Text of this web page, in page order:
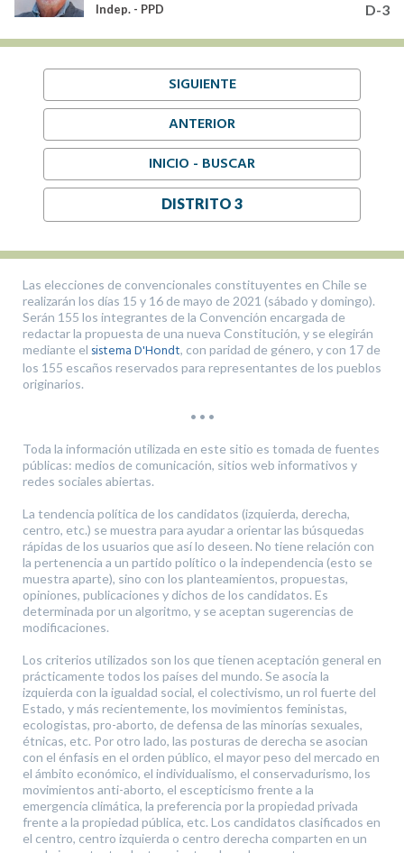
Indep. - PPD D-3
SIGUIENTE
ANTERIOR
INICIO - BUSCAR
DISTRITO 3
Las elecciones de convencionales constituyentes en Chile se
realizarán los días 15 y 16 de mayo de 2021 (sábado y domingo).
Serán 155 los integrantes de la Convención encargada de
redactar la propuesta de una nueva Constitución, y se elegirán
mediante el sistema D'Hondt, con paridad de género, y con 17 de
los 155 escaños reservados para representantes de los pueblos
originarios.
• • •
Toda la información utilizada en este sitio es tomada de fuentes
públicas: medios de comunicación, sitios web informativos y
redes sociales abiertas.
La tendencia política de los candidatos (izquierda, derecha,
centro, etc.) se muestra para ayudar a orientar las búsquedas
rápidas de los usuarios que así lo deseen. No tiene relación con
la pertenencia a un partido político o la independencia (esto se
muestra aparte), sino con los planteamientos, propuestas,
opiniones, publicaciones y dichos de los candidatos. Es
determinada por un algoritmo, y se aceptan sugerencias de
modificaciones.
Los criterios utilizados son los que tienen aceptación general en
prácticamente todos los países del mundo. Se asocia la
izquierda con la igualdad social, el colectivismo, un rol fuerte del
Estado, y más recientemente, los movimientos feministas,
ecologistas, pro-aborto, de defensa de las minorías sexuales,
étnicas, etc. Por otro lado, las posturas de derecha se asocian
con el énfasis en el orden público, el mayor peso del mercado en
el ámbito económico, el individualismo, el conservadurismo, los
movimientos anti-aborto, el escepticismo frente a la
emergencia climática, la preferencia por la propiedad privada
frente a la propiedad pública, etc. Los candidatos clasificados en
el centro, centro izquierda o centro derecha comparten en un